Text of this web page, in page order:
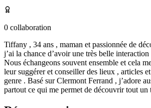
0 collaboration
Tiffany , 34 ans , maman et passionnée de
j’ai la chance d’avoir une très belle interaction
Nous échangeons souvent ensemble et cela
leur suggérer et conseiller des lieux , articles
genre . Basé sur Clermont Ferrand , j’adore
partout ce qui me permet de découvrir tout un